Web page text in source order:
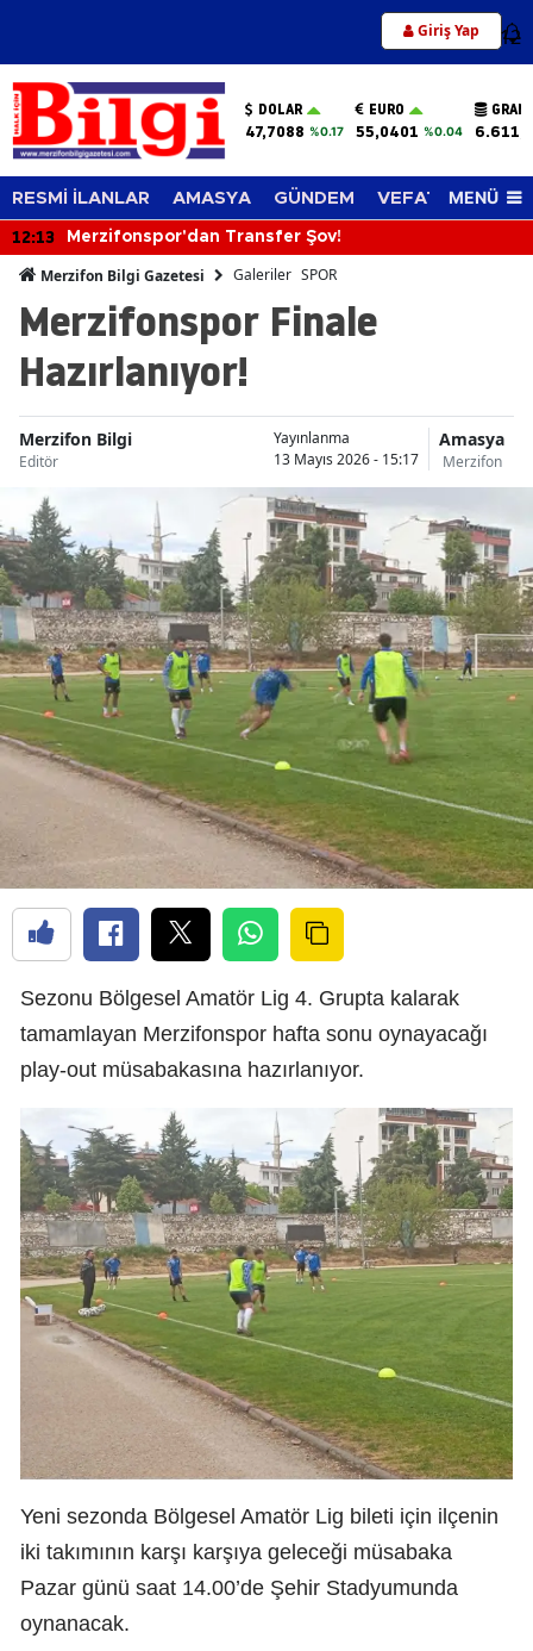
Giriş Yap 12
DOLAR
47,7088 %0.17
EURO
55,0401 %0.04
RESMİ İLANLAR AMASYA GÜNDEM VEFAT EDENLER
MENÜ
12:13 Merzifonspor'dan Transfer Şov!
Merzifon Bilgi Gazetesi Galeriler SPOR
Merzifonspor Finale
Hazırlanıyor!
Merzifon Bilgi
Editör
Yayınlanma
13 Mayıs 2026 - 15:17
Amasya
Merzifon
Sezonu Bölgesel Amatör Lig 4. Grupta kalarak
tamamlayan Merzifonspor hafta sonu oynayacağı
play-out müsabakasına hazırlanıyor.
Yeni sezonda Bölgesel Amatör Lig bileti için ilçenin
iki takımının karşı karşıya geleceği müsabaka
Pazar günü saat 14.00’de Şehir Stadyumunda
oynanacak.